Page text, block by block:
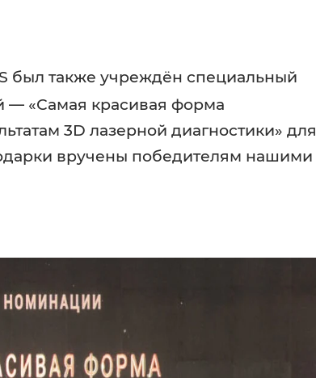
был также учреждён специальный
— «Самая красивая форма
3D лазерной диагностики» для
вручены победителям нашими